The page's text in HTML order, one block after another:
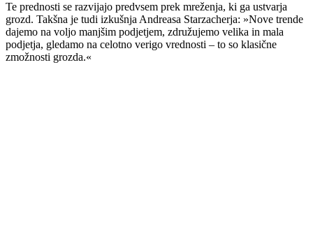
Te prednosti se razvijajo predvsem prek mreženja, ki ga ustvarja
grozd. Takšna je tudi izkušnja Andreasa Starzacherja: »Nove trende
dajemo na voljo manjšim podjetjem, združujemo velika in mala
podjetja, gledamo na celotno verigo vrednosti – to so klasične
zmožnosti grozda.«